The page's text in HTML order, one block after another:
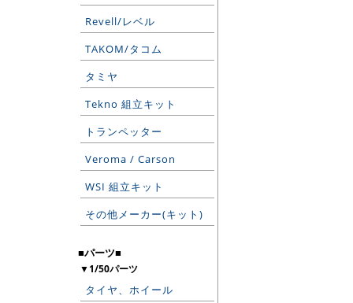
Revell/レベル
TAKOM/タコム
タミヤ
Tekno 組立キット
トランペッター
Veroma / Carson
WSI 組立キット
その他メーカー(キット)
■パーツ■
▼1/50パーツ
タイヤ、ホイール